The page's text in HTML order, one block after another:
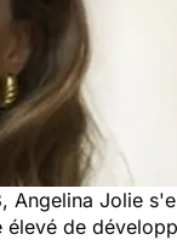
Angelina Jolie
de